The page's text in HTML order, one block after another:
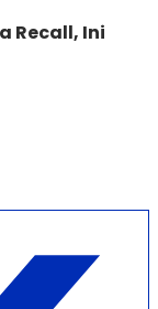
Recall, Ini